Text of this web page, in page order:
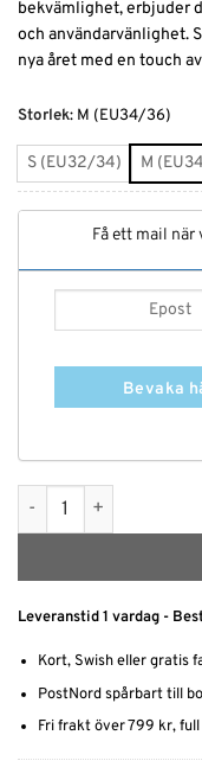
bekvämlighet, erbjuder
och användarvänlighet.
nya året med en touch
Storlek: M (EU34/36)
S (EU32/34) M
Få ett mail
Bevaka
Glittrande Nyårskjol
Alternative:
Leveranstid 1 vardag -
Kort, Swish eller gratis
PostNord spårbart till
Fri frakt över 799 kr,